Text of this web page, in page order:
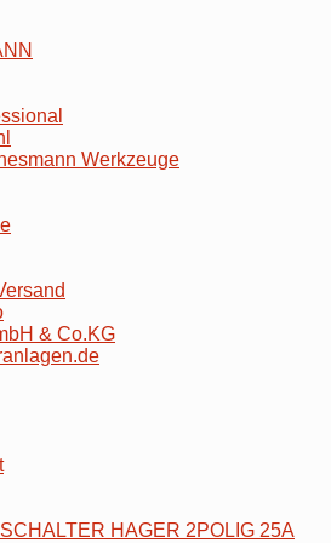
Werkzeuge
& Co.KG
HAGER 2POLIG 25A